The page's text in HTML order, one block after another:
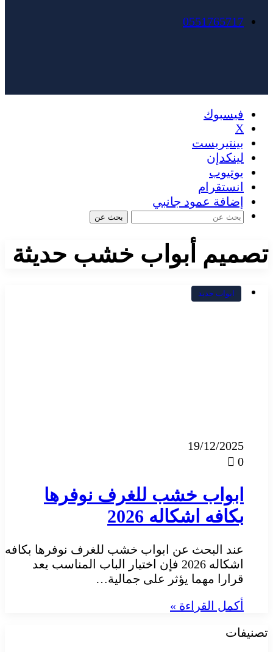
0551765717
فيسبوك
X
بينتيريست
لينكدإن
يوتيوب
انستقرام
إضافة عمود جانبي
بحث عن
تصميم أبواب خشب حديثة
ابواب حديد
19/12/2025
0
ابواب خشب للغرف نوفرها
بكافه اشكاله 2026
عند البحث عن ابواب خشب للغرف نوفرها بكافه
اشكاله 2026 فإن اختيار الباب المناسب يعد
قرارا مهما يؤثر على جمالية…
أكمل القراءة »
تصنيفات